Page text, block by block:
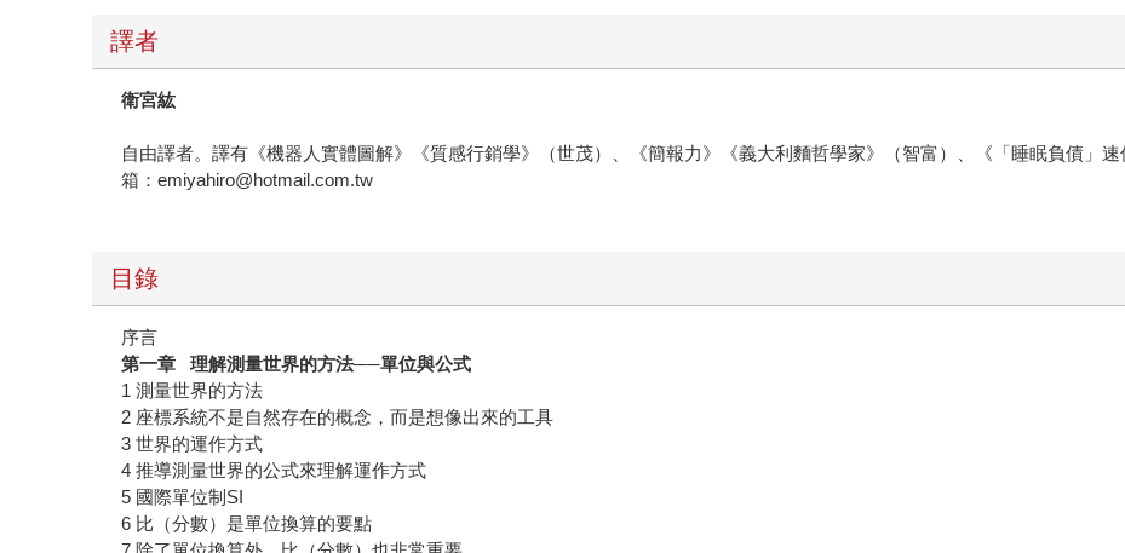
譯者
衛宮紘
自由譯者。譯有《機器人實體圖解》《質感行銷學》（世茂）、《簡報力》《義大利麵哲學家》（智富）、《「睡眠負債
箱：emiyahiro@hotmail.com.tw
目錄
序言
第一章理解測量世界的方法──單位與公式
1 測量世界的方法
2 座標系統不是自然存在的概念，而是想像出來的工具
3 世界的運作方式
4 推導測量世界的公式來理解運作方式
5 國際單位制SI
6 比（分數）是單位換算的要點